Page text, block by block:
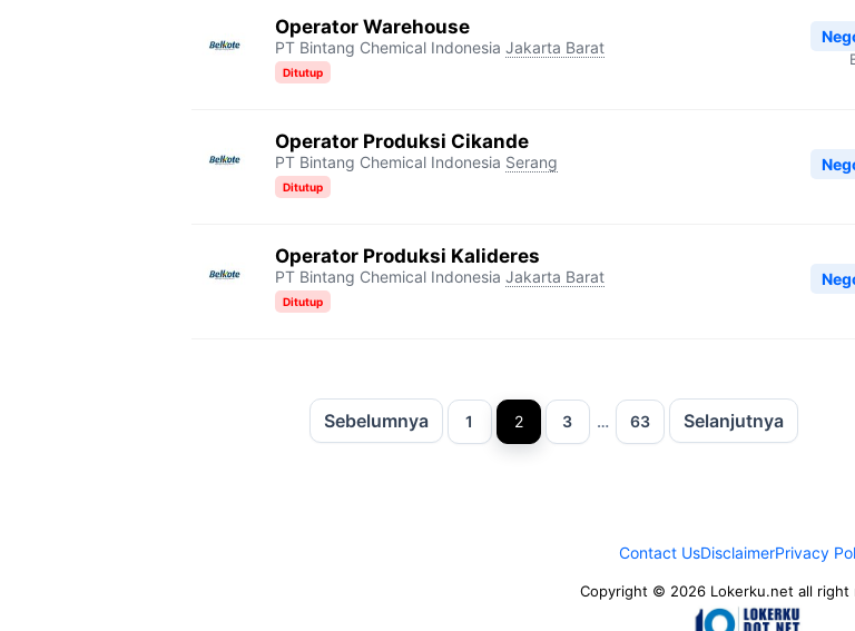
Operator Warehouse
PT Bintang Chemical Indonesia Jakarta Barat
Ditutup
Operator Produksi Cikande
PT Bintang Chemical Indonesia Serang
Ditutup
Operator Produksi Kalideres
PT Bintang Chemical Indonesia Jakarta Barat
Ditutup
Sebelumnya Halaman
1 Halaman
2 Halaman
3 … Halaman
63 Selanjutnya
Contact UsDisclaimerPrivacy
Copyright © 2026 Lokerku.net all right